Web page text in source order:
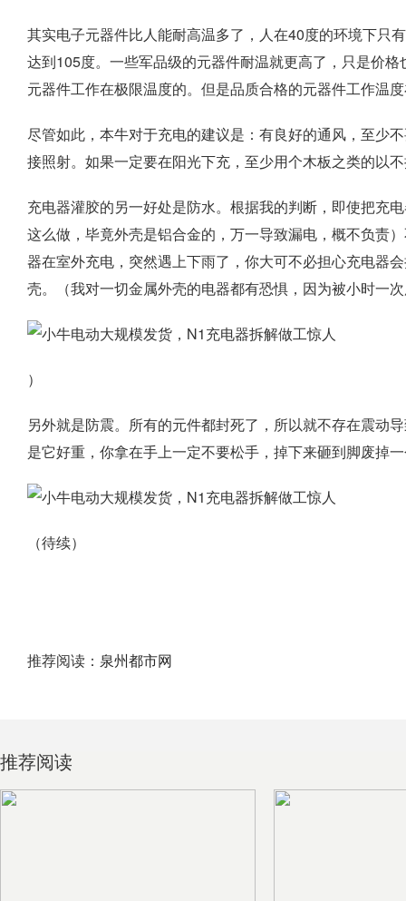
其实电子元器件比人能耐高温多了，人在40度的环境下只
达到105度。一些军品级的元器件耐温就更高了，只是价
元器件工作在极限温度的。但是品质合格的元器件工作温
尽管如此，本牛对于充电的建议是：有良好的通风，至少
接照射。如果一定要在阳光下充，至少用个木板之类的以
充电器灌胶的另一好处是防水。根据我的判断，即使把充
这么做，毕竟外壳是铝合金的，万一导致漏电，概不负责
器在室外充电，突然遇上下雨了，你大可不必担心充电器
壳。（我对一切金属外壳的电器都有恐惧，因为被小时一
）
另外就是防震。所有的元件都封死了，所以就不存在震动
是它好重，你拿在手上一定不要松手，掉下来砸到脚废掉
（待续）
推荐阅读： 泉州都市网
推荐阅读